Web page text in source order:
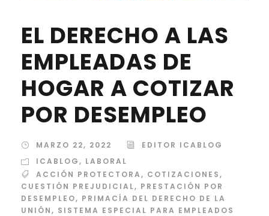
EL DERECHO A LAS
EMPLEADAS DE
HOGAR A COTIZAR
POR DESEMPLEO
MARZO 22, 2022
EDITOR ICABLOG
ICABLOG, LABORAL
ACCIÓN PROTECTORA, COTIZACIONES,
CUESTIÓN PREJUDICIAL, PRESTACIÓN POR
DESEMPLEO, PRIMACÍA DEL DERECHO DE LA
UNIÓN, SISTEMA ESPECIAL PARA EMPLEADOS